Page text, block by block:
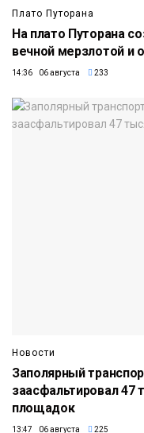
Плато Путорана
На плато Путорана
вечной мерзлотой и
14:36 06 августа 233
Новости
Заполярный
заасфальтировал 47
площадок
13:47 06 августа 225